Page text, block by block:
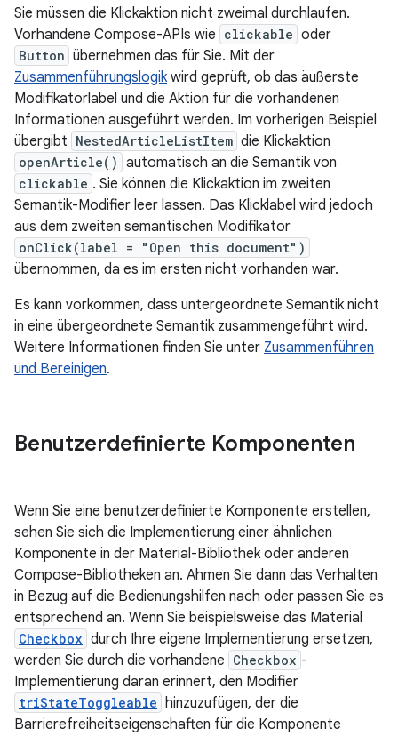
Sie müssen die Klickaktion nicht zweimal durchlaufen.
Vorhandene Compose-APIs wie clickable oder
Button übernehmen das für Sie. Mit der
Zusammenführungslogikwird geprüft, ob das äußerste
Modifikatorlabel und die Aktion für die vorhandenen
Informationen ausgeführt werden. Im vorherigen Beispiel
übergibt NestedArticleListItem die Klickaktion
openArticle() automatisch an die Semantik von
clickable . Sie können die Klickaktion im zweiten
Semantik-Modifier leer lassen. Das Klicklabel wird jedoch
aus dem zweiten semantischen Modifikator
onClick(label = "Open this document")
übernommen, da es im ersten nicht vorhanden war.
Es kann vorkommen, dass untergeordnete Semantik nicht
in eine übergeordnete Semantik zusammengeführt wird.
Weitere Informationen finden Sie unter Zusammenführen
und Bereinigen.
Benutzerdefinierte Komponenten
Wenn Sie eine benutzerdefinierte Komponente erstellen,
sehen Sie sich die Implementierung einer ähnlichen
Komponente in der Material-Bibliothek oder anderen
Compose-Bibliotheken an. Ahmen Sie dann das Verhalten
in Bezug auf die Bedienungshilfen nach oder passen Sie es
entsprechend an. Wenn Sie beispielsweise das Material
Checkbox durch Ihre eigene Implementierung ersetzen,
werden Sie durch die vorhandene Checkbox -
Implementierung daran erinnert, den Modifier
triStateToggleable hinzuzufügen, der die
Barrierefreiheitseigenschaften für die Komponente